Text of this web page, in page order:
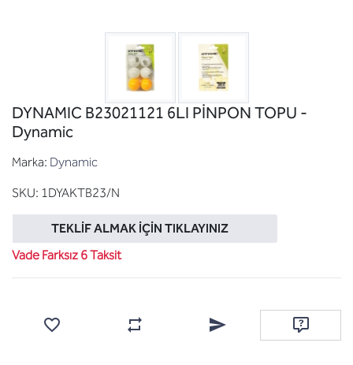
DYNAMIC B23021121 6LI PİNPON TOPU -
Dynamic
Marka: Dynamic
SKU: 1DYAKTB23/N
TEKLIF ALMAK İÇIN TIKLAYINIZ
Vade Farksız 6 Taksit
Karşılaştırma listesine ekleArkadaşına e-posta ile
Soru sor